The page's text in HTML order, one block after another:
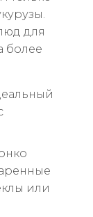
для
более
или